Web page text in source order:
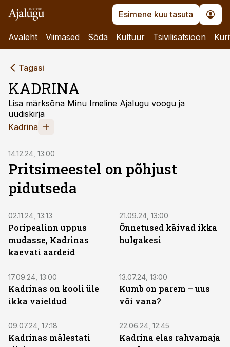
Esimene kuu tasuta
Avaleht Viimased Sõda Kultuur Tsivilisatsioon
Tagasi
KADRINA
Lisa märksõna Minu Imeline Ajalugu voogu ja
uudiskirja
Kadrina
14.12.24, 13:00
Pritsimeestel on põhjust
pidutseda
02.11.24, 13:13
Poripealinn uppus
mudasse, Kadrinas
kaevati aardeid
21.09.24, 13:00
Õnnetused käivad ikka
hulgakesi
17.09.24, 13:00
Kadrinas on kooli üle
ikka vaieldud
13.07.24, 13:00
Kumb on parem – uus
või vana?
09.07.24, 17:18
Kadrinas mälestati
22.06.24, 12:45
Kadrina elas rahvamaja